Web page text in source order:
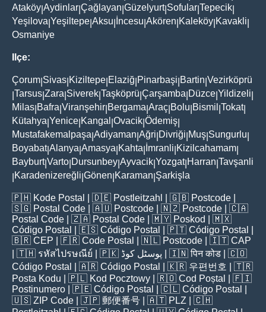
Ataköy Aydinlar Çağlayan Güzelyurt| Sofular Tepecik
Yeşilova Yeşiltepe Aksu İncesu Akören Kaleköy Kavakli
Osmaniye
Ilçe:
Çorum Sivas Kiziltepe Elaziğ Pinarbaşi Bartin Vezirköprü
Tarsus Zara Siverek Taşköprü Çarşamba Düzce Yildizeli
Milas Bafra Viranşehir Bergama Araç Bolu Bismil Tokat|
Kütahya Yenice Kangal Ovacik Ödemiş
Mustafakemalpaşa Adiyaman Ağri Divriği Muş Sungurlu
Boyabat|Alanya Amasya Kahta İmranli Kizilcahamam
Bayburt|Varto Dursunbey Ayvacik Yozgat| Harran Tavşanli
Karadenizereğli Gönen Karaman Şarkişla
🇵🇭 Kode Postal | 🇩🇪 Postleitzahl | 🇬🇧 Postcode
🇸🇬 Postal Code | 🇦🇺 Postcode | 🇳🇿 Postcode | 🇨🇦
Postal Code | 🇿🇦 Postal Code | 🇲🇾 Poskod
| 🇲🇽
Código Postal
| 🇪🇸 Código Postal | 🇵🇹 Código Postal
🇧🇷 CEP | 🇫🇷 Code Postal | 🇳🇱 Postcode | 🇮🇹 CAP
| 🇹🇭 รหัสไปรษณีย์ | 🇵🇰 پوسٹل کوڈ | 🇮🇳पिन कोड | 🇨🇴
Código Postal
| 🇦🇷 Código Postal | 🇰🇷 우편번호
| 🇹🇷
Posta Kodu | 🇵🇱 Kod Pocztowy | 🇷🇴 Cod Poștal
| 🇫🇮
Postinumero | 🇵🇪 Código Postal | 🇨🇱 Código Postal
🇺🇸 ZIP Code | 🇯🇵 郵便番号 | 🇦🇹 PLZ | 🇨🇭